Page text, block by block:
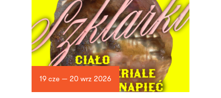
19 cze — 20 wrz 2026